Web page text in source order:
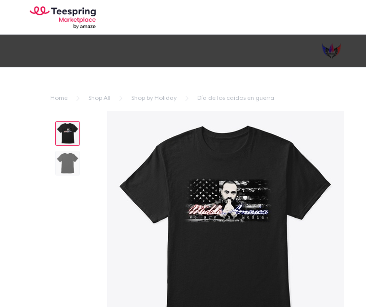
Home Shop All Shop by Holiday Día de los caídos en guerra